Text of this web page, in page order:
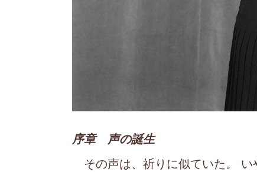
序章 声の誕生
その声は、祈りに似ていた。